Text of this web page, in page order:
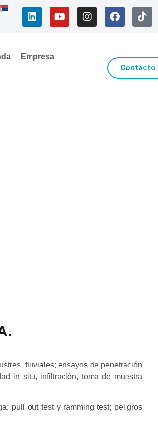
Empresa
Contacto
fluviales; ensayos de penetración
in situ, infiltración, toma de muestra
pull out test y ramming test; peligros